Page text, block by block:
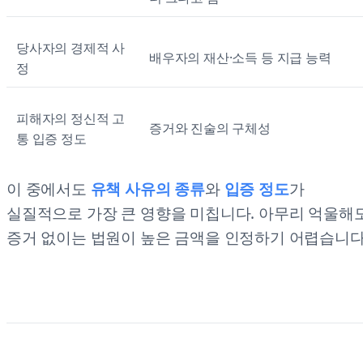
당사자의 경제적 사
정
배우자의 재산·소득 등 지급 능력
피해자의 정신적 고
통 입증 정도
증거와 진술의 구체성
이 중에서도 유책 사유의 종류와 입증 정도가
실질적으로 가장 큰 영향을 미칩니다. 아무리 억울해
증거 없이는 법원이 높은 금액을 인정하기 어렵습니